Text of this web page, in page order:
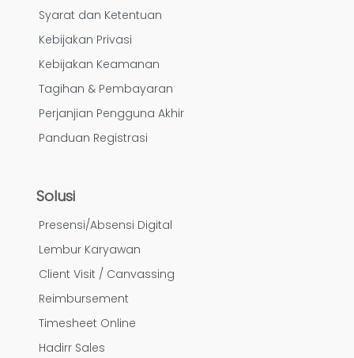
Syarat dan Ketentuan
Kebijakan Privasi
Kebijakan Keamanan
Tagihan & Pembayaran
Perjanjian Pengguna Akhir
Panduan Registrasi
Solusi
Presensi/Absensi Digital
Lembur Karyawan
Client Visit / Canvassing
Reimbursement
Timesheet Online
Hadirr Sales